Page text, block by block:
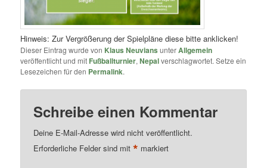
Hinweis: Zur Vergrößerung der Spielpläne diese bitte anklicken!
Dieser Eintrag wurde von Klaus Neuvians unterAllgemein
veröffentlicht und mit Fußballturnier,Nepalverschlagwortet. Setze ein
Lesezeichen für den Permalink.
Schreibe einen Kommentar
Deine E-Mail-Adresse wird nicht veröffentlicht.
Erforderliche Felder sind mit* markiert